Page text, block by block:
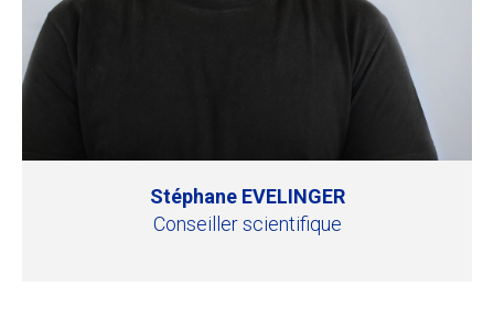
Stéphane EVELINGER
Conseiller scientifique